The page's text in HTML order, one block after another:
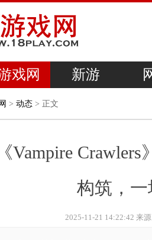
戏网 新游
> 动态 > 正文
《Vampire
构筑，
2025-11-21 14:22:42 来源